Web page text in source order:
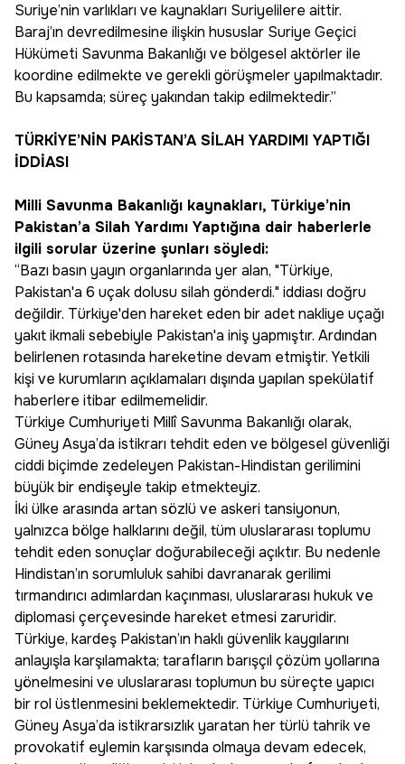
Suriye’nin varlıkları ve kaynakları Suriyelilere aittir.
Baraj’ın devredilmesine ilişkin hususlar Suriye Geçici
Hükümeti Savunma Bakanlığı ve bölgesel aktörler ile
koordine edilmekte ve gerekli görüşmeler yapılmaktadır.
Bu kapsamda; süreç yakından takip edilmektedir.”
TÜRKİYE’NİN PAKİSTAN’A SİLAH YARDIMI YAPTIĞI
İDDİASI
Milli Savunma Bakanlığı kaynakları, Türkiye’nin
Pakistan’a Silah Yardımı Yaptığına dair haberlerle
ilgili sorular üzerine şunları söyledi:
“Bazı basın yayın organlarında yer alan, "Türkiye,
Pakistan'a 6 uçak dolusu silah gönderdi." iddiası doğru
değildir. Türkiye'den hareket eden bir adet nakliye uçağı
yakıt ikmali sebebiyle Pakistan'a iniş yapmıştır. Ardından
belirlenen rotasında hareketine devam etmiştir. Yetkili
kişi ve kurumların açıklamaları dışında yapılan spekülatif
haberlere itibar edilmemelidir.
Türkiye Cumhuriyeti Millî Savunma Bakanlığı olarak,
Güney Asya’da istikrarı tehdit eden ve bölgesel güvenliği
ciddi biçimde zedeleyen Pakistan-Hindistan gerilimini
büyük bir endişeyle takip etmekteyiz.
İki ülke arasında artan sözlü ve askeri tansiyonun,
yalnızca bölge halklarını değil, tüm uluslararası toplumu
tehdit eden sonuçlar doğurabileceği açıktır. Bu nedenle
Hindistan’ın sorumluluk sahibi davranarak gerilimi
tırmandırıcı adımlardan kaçınması, uluslararası hukuk ve
diplomasi çerçevesinde hareket etmesi zaruridir.
Türkiye, kardeş Pakistan’ın haklı güvenlik kaygılarını
anlayışla karşılamakta; tarafların barışçıl çözüm yollarına
yönelmesini ve uluslararası toplumun bu süreçte yapıcı
bir rol üstlenmesini beklemektedir. Türkiye Cumhuriyeti,
Güney Asya’da istikrarsızlık yaratan her türlü tahrik ve
provokatif eylemin karşısında olmaya devam edecek,